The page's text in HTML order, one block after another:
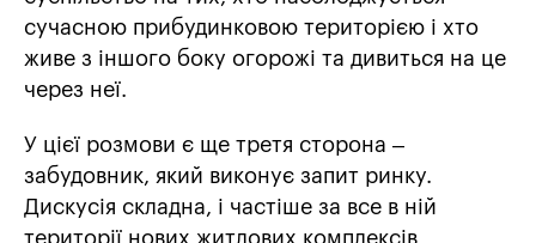
сучасною прибудинковою територією і хто
живе з іншого боку огорожі та дивиться на це
через неї.
У цієї розмови є ще третя сторона –
забудовник, який виконує запит ринку.
Дискусія складна, і частіше за все в ній
території нових житлових комплексів